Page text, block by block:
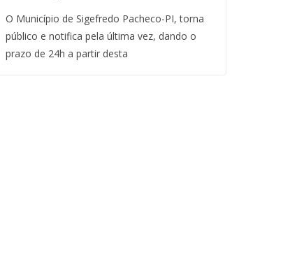
O Município de Sigefredo Pacheco-PI, torna
público e notifica pela última vez, dando o
prazo de 24h a partir desta